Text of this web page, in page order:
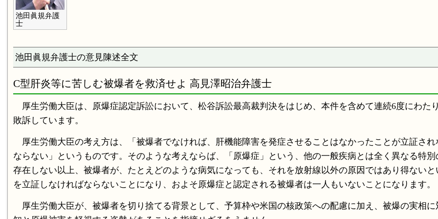
池田眞規弁護
士
池田眞規弁護士の意見陳述全文
C型肝炎等に苦しむ被爆者を救済せよ 高見澤昭治弁護士
厚生労働大臣は、原爆症認定訴訟において、松谷訴訟最高裁判決をはじめ、本件を含めて連続6度にわた
敗訴しています。
厚生労働大臣の考え方は、「被爆者でなければ、肝機能障害を発症させることはなかったことが立証され
ならない」というものです。そのような考えならば、「原爆症」という、他の一般疾病とは全く異なる特別
存在しない以上、被爆者が、たとえどのような病気になっても、それを放射線以外の原因ではあり得ないと
を立証しなければならないことになり、およそ原爆症と認定される被爆者は一人もいないことになります。
厚生労働大臣が、被爆者を切り捨てる背景として、予算枠や米国の核政策への配慮に加え、被爆の実相に